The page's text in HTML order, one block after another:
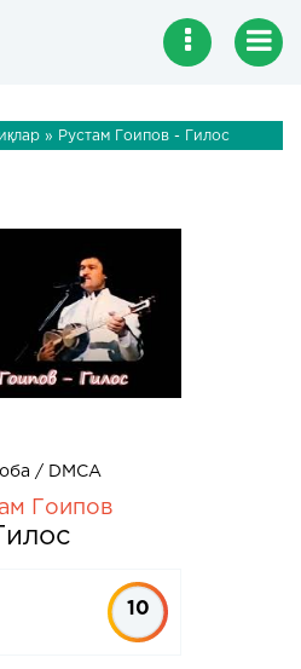
» Рустам Гоипов - Гилос
/ DMCA
Гоипов
Гилос
10